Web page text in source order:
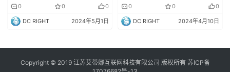
0 0 0
DC RIGHT 2024年5月1日
0 0 0
DC RIGHT 2024年4月10日
Copyright © 2019 江苏艾蒂娜互联网科技有限公司 版权所有 苏ICP备